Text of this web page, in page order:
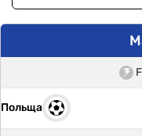
Польща